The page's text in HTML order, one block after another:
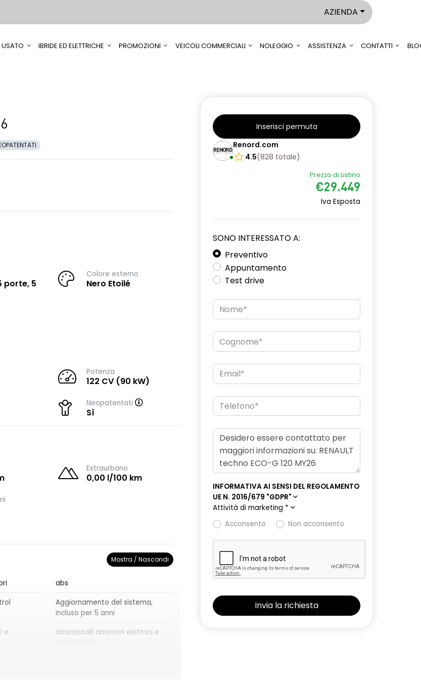
AZIENDA
USATO IBRIDE ED ELETTRICHE PROMOZIONI VEICOLI COMMERCIALI NOLEGGIO ASSISTENZA CONTATTI
porte, 5
Colore esterno
Nero Etoilé
Potenza
122 CV (90 kW)
Neopatentati
Sì
Extraurbano
0,00 l/100 km
Mostra / Nascondi
abs
Aggiornamento del sistema,
incluso per 5 anni
e
alzacristalli anteriori elettrici e
Inserisci permuta
Renord.com
4.5(828 totale)
Prezzo di Listino
€29.449
Iva Esposta
SONO INTERESSATO A:
Preventivo
Appuntamento
Test drive
INFORMATIVA AI SENSI DEL REGOLAMENTO
UE N. 2016/679 "GDPR"
Attività di marketing *
Acconsento
Non acconsento